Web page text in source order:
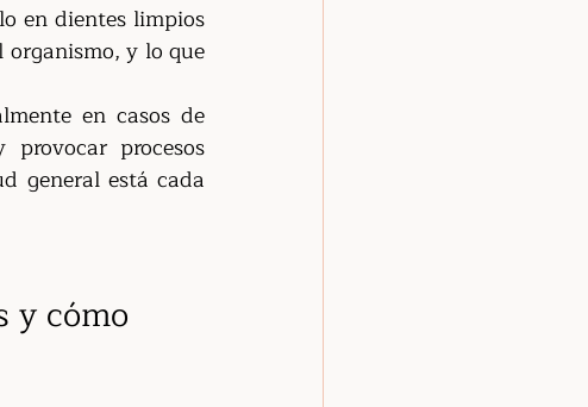
en dientes limpios
y lo que
en casos de
procesos
general está cada
y cómo